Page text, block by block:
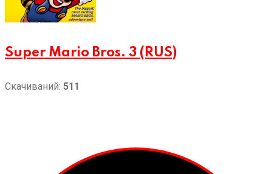
Super Mario Bros. 3 (RUS)
Скачиваний: 511